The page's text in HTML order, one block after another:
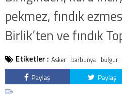
pekmez, fındık
Birlik’ten ve fındık
Etiketler : Asker barbunya bulgur
Paylaş Paylaş